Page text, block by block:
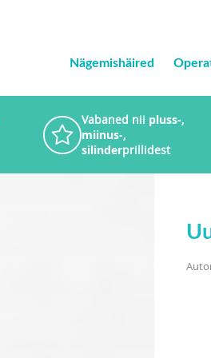
Nägemishäired
Vabaned nii pluss-,
miinus-,
silinderprillidest